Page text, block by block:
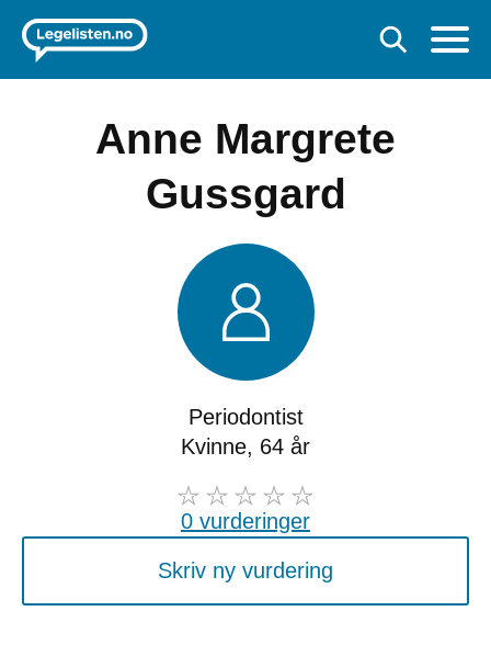
Anne Margrete
Gussgard
Periodontist
Kvinne, 64 år
0 vurderinger
Skriv ny vurdering